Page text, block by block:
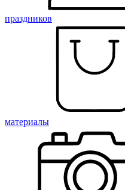
праздников
материалы